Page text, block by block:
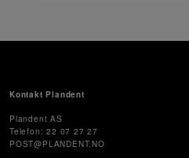
Kontakt Plandent
Plandent AS
Telefon: 22 07 27 27
POST@PLANDENT.NO